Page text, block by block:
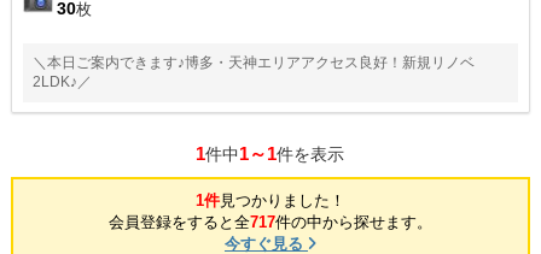
30枚
＼本日ご案内できます♪博多・天神エリアアクセス良好！新規リノベ
2LDK♪／
1件中1～1件を表示
1件見つかりました！
会員登録をすると全717件の中から探せます。
今すぐ見る